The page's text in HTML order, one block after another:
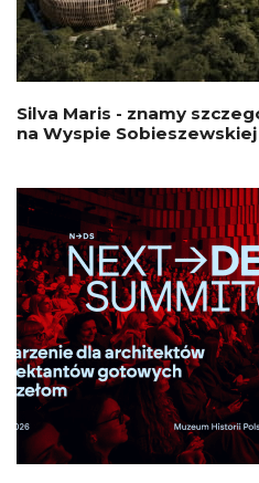
Silva Maris - znamy
na Wyspie Sobieszewskiej